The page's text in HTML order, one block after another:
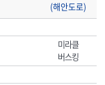
(해안도로)
미라클
버스킹